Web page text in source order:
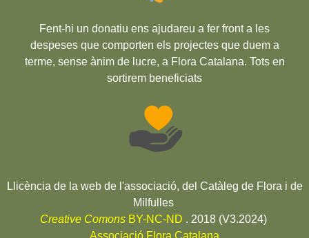
Fent-hi un donatiu ens ajudareu a fer front a les
despeses que comporten els projectes que duem a
terme, sense ànim de lucre, a Flora Catalana. Tots en
sortirem beneficiats
Llicència de la web de l'associació, del Catàleg de Flora i de
Milfulles
Creative ComonsBY-NC-ND . 2018 (V3.2024)
Associació Flora Catalana